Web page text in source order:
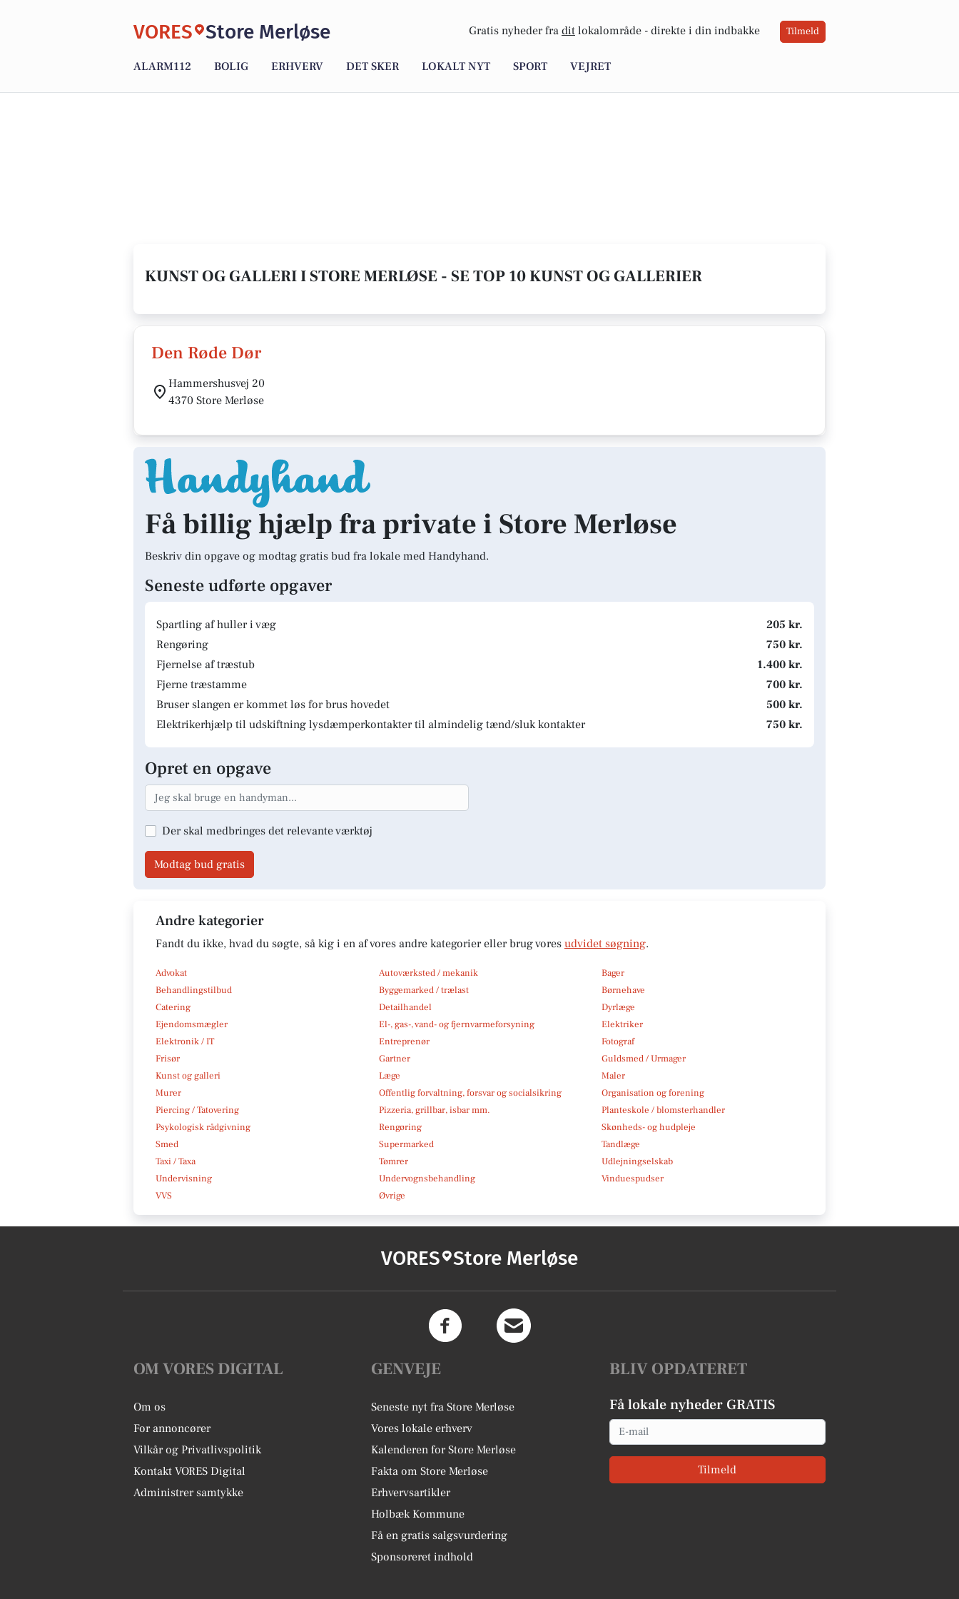
VORES Store Merløse Gratis nyheder fra dit lokalområde - direkte i din indbakke Tilmeld
ALARM112 BOLIG ERHVERV DET SKER LOKALT NYT SPORT VEJRET
KUNST OG GALLERI I STORE MERLØSE - SE TOP 10 KUNST OG GALLERIER
Den Røde Dør
Hammershusvej 20
4370 Store Merløse
Få billig hjælp fra private i Store Merløse
Beskriv din opgave og modtag gratis bud fra lokale med Handyhand.
Seneste udførte opgaver
Spartling af huller i væg
205 kr.
Rengøring
750 kr.
Fjernelse af træstub
1.400 kr.
Fjerne træstamme
700 kr.
Bruser slangen er kommet løs for brus hovedet
500 kr.
Elektrikerhjælp til udskiftning lysdæmperkontakter til almindelig tænd/sluk kontakter
750 kr.
Opret en opgave
Der skal medbringes det relevante værktøj
Modtag bud gratis
Andre kategorier
Fandt du ikke, hvad du søgte, så kig i en af vores andre kategorier eller brug vores udvidet søgning.
Advokat Autoværksted / mekanik
Bager
Behandlingstilbud
Byggemarked / trælast
Børnehave
Catering
Detailhandel
Dyrlæge
Ejendomsmægler
El-, gas-, vand- og fjernvarmeforsyning
Elektriker
Elektronik / IT
Entreprenør
Fotograf
Frisør
Gartner
Guldsmed / Urmager
Kunst og galleri
Læge
Maler
Murer
Offentlig forvaltning, forsvar og socialsikring
Organisation og forening
Piercing / Tatovering
Pizzeria, grillbar, isbar mm.
Planteskole / blomsterhandler
Psykologisk rådgivning
Rengøring
Skønheds- og hudpleje
Smed
Supermarked
Tandlæge
Taxi / Taxa
Tømrer
Udlejningselskab
Undervisning
Undervognsbehandling
Vinduespudser
VVS
Øvrige
VORES Store Merløse
OM VORES DIGITAL
Om os
For annoncører
Vilkår og Privatlivspolitik
Kontakt VORES Digital
Administrer samtykke
GENVEJE
Seneste nyt fra Store Merløse
Vores lokale erhverv
Kalenderen for Store Merløse
Fakta om Store Merløse
Erhvervsartikler
Holbæk Kommune
Få en gratis salgsvurdering
Sponsoreret indhold
BLIV OPDATERET
Få lokale nyheder GRATIS
Email
Tilmeld